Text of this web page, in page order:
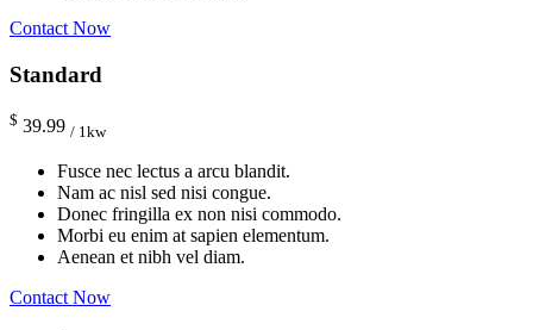
Contact Now
Standard
$ 39.99 / 1kw
Fusce nec lectus a arcu blandit.
Nam ac nisl sed nisi congue.
Donec fringilla ex non nisi commodo.
Morbi eu enim at sapien elementum.
Aenean et nibh vel diam.
Contact Now